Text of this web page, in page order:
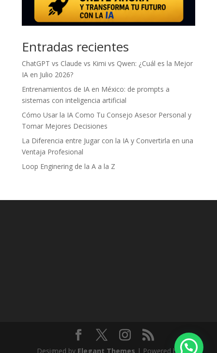
Entradas recientes
ChatGPT vs Claude vs Kimi vs Qwen: ¿Cuál es la Mejor
IA en Julio 2026?
Entrenamientos de IA en México: de prompts a
sistemas con inteligencia artificial
Cómo Usar la IA Como Tu Consejo Asesor Personal y
Tomar Mejores Decisiones
La Diferencia entre Jugar con la IA y Convertirla en una
Ventaja Profesional
Loop Enginering de la A a la Z
Designed by Elegant Themes | Powered by